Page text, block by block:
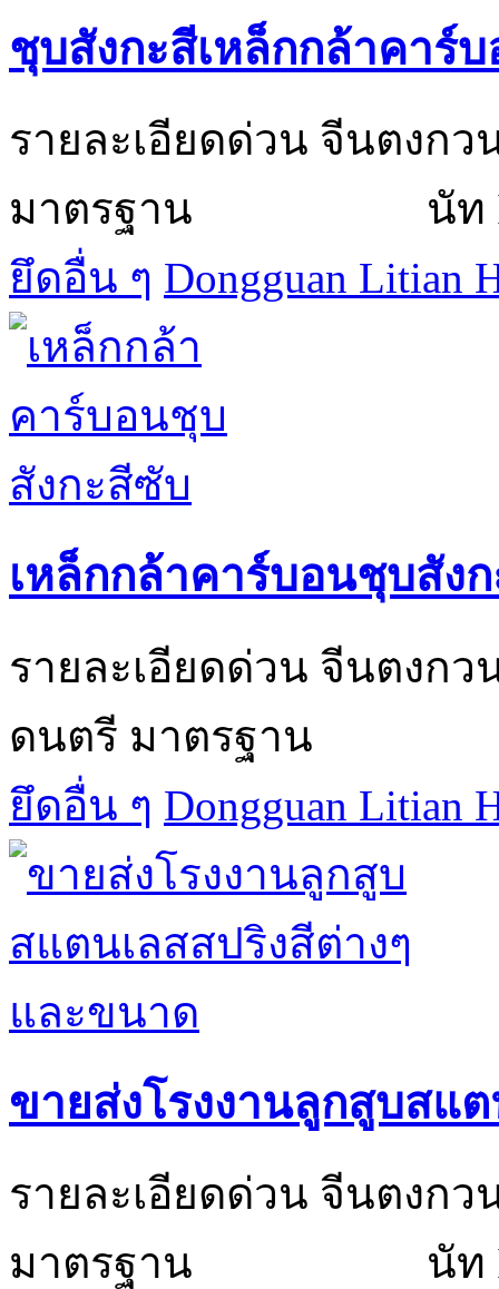
ชุบสังกะสีเหล็กกล้าคาร์
รายละเอียดด่วน
มาตรฐาน นัท
ยึดอื่น ๆ Dongguan Litian
เหล็กกล้าคาร์บอนชุบสัง
รายละเอียดด่ว
ดนตรี มาตรฐาน
ยึดอื่น ๆ Dongguan Litian
ขายส่งโรงงานลูกสูบสแ
รายละเอียดด่วน
มาตรฐาน นัท